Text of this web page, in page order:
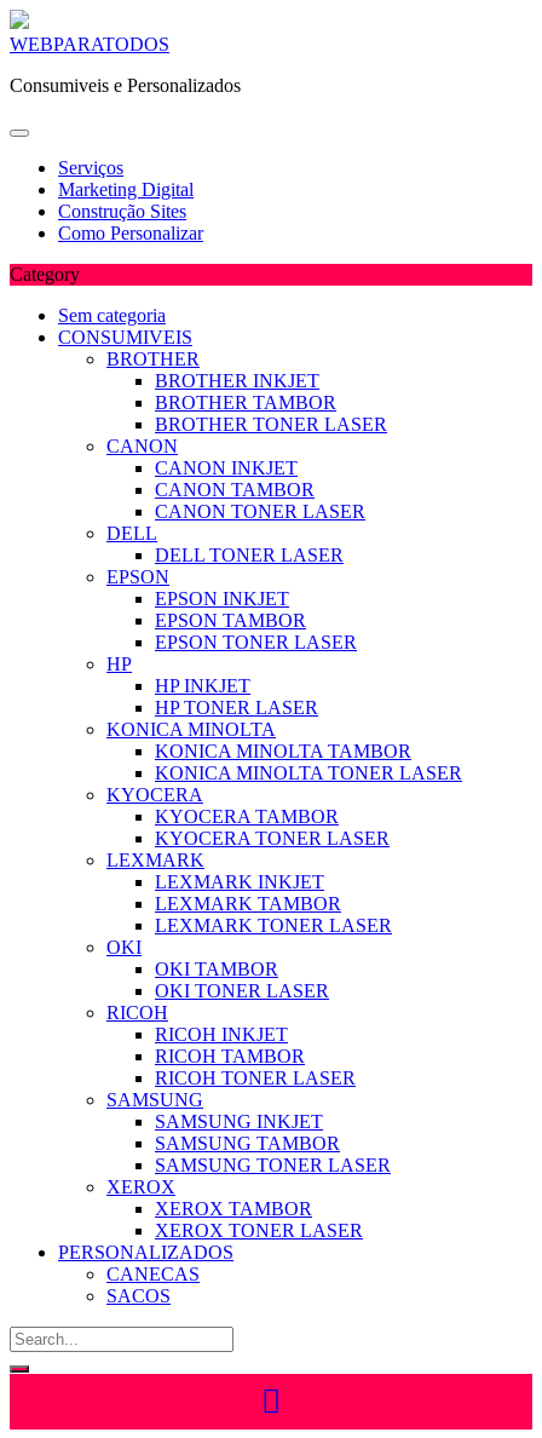
Skip
content
WEBPARATODOS
Consumiveis e Personalizados
Serviços
Marketing Digital
Construção Sites
Como Personalizar
Category
Sem categoria
CONSUMIVEIS
BROTHER
BROTHER INKJET
BROTHER TAMBOR
BROTHER TONER LASER
CANON
CANON INKJET
CANON TAMBOR
CANON TONER LASER
DELL
DELL TONER LASER
EPSON
EPSON INKJET
EPSON TAMBOR
EPSON TONER LASER
HP
HP INKJET
HP TONER LASER
KONICA MINOLTA
KONICA MINOLTA TAMBOR
KONICA MINOLTA TONER LASER
KYOCERA
KYOCERA TAMBOR
KYOCERA TONER LASER
LEXMARK
LEXMARK INKJET
LEXMARK TAMBOR
LEXMARK TONER LASER
OKI
OKI TAMBOR
OKI TONER LASER
RICOH
RICOH INKJET
RICOH TAMBOR
RICOH TONER LASER
SAMSUNG
SAMSUNG INKJET
SAMSUNG TAMBOR
SAMSUNG TONER LASER
XEROX
XEROX TAMBOR
XEROX TONER LASER
PERSONALIZADOS
CANECAS
SACOS